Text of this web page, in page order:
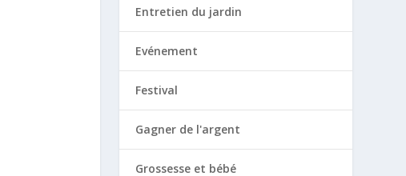
Entretien du jardin
Evénement
Festival
Gagner de l'argent
Grossesse et bébé